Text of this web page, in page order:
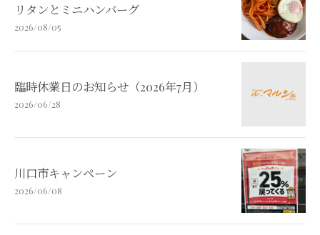
リタンとミニハンバーグ
2026/08/05
臨時休業日のお知らせ（2026年7月）
2026/06/28
川口市キャンペーン
2026/06/08